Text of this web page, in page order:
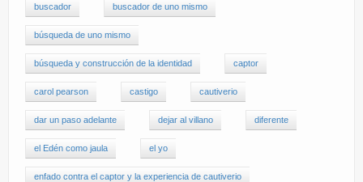
buscador buscador de uno mismo
búsqueda de uno mismo
búsqueda y construcción de la identidad captor
carol pearson castigo cautiverio
dar un paso adelante dejar al villano diferente
el Edén como jaula el yo
enfado contra el captor y la experiencia de cautiverio